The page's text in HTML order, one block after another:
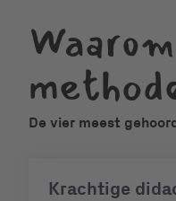
De vier meest
Krachtige